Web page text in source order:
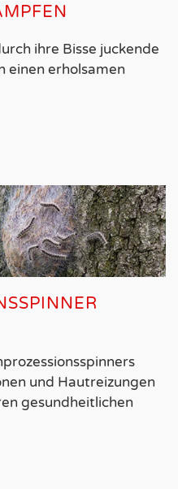
ihre Bisse juckende
einen erholsamen
und Hautreizungen
gesundheitlichen